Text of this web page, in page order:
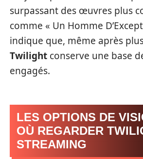
surpassant des œuvres plus
comme « Un Homme
indique que, même après
Twilight conserve une base
engagés.
LES OPTIONS DE
OÙ REGARDER
STREAMING